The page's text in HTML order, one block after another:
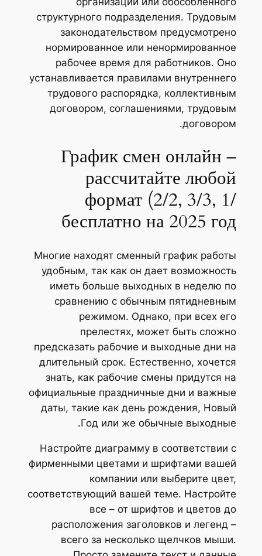
структурного подразделения. Трудовым
законодательством предусмотрено
нормированное или ненормированное
рабочее время для работников. Оно
устанавливается правилами внутреннего
трудового распорядка, коллективным
договором, соглашениями, трудовым
договором.
График смен онлайн –
рассчитайте любой
формат (2/2, 3/3, 1/
бесплатно на 2025 год
Многие находят сменный график работы
удобным, так как он дает возможность
иметь больше выходных в неделю по
сравнению с обычным пятидневным
режимом. Однако, при всех его
прелестях, может быть сложно
предсказать рабочие и выходные дни на
длительный срок. Естественно, хочется
знать, как рабочие смены придутся на
официальные праздничные дни и важные
даты, такие как день рождения, Новый
Год или же обычные выходные.
Настройте диаграмму в соответствии с
фирменными цветами и шрифтами вашей
компании или выберите цвет,
соответствующий вашей теме. Настройте
все – от шрифтов и цветов до
расположения заголовков и легенд –
всего за несколько щелчков мыши.